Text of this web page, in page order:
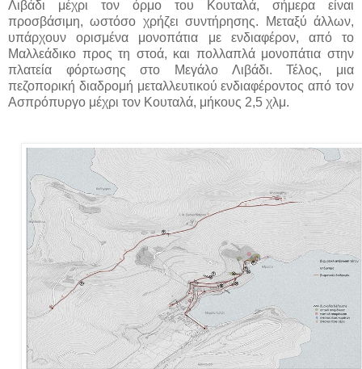
Λιβάδι μέχρι τον όρμο του Κουταλά, σήμερα είναι
προσβάσιμη, ωστόσο χρήζει συντήρησης. Μεταξύ άλλων,
υπάρχουν ορισμένα μονοπάτια με ενδιαφέρον, από το
Μαλλεάδικο προς τη στοά, και πολλαπλά μονοπάτια στην
πλατεία φόρτωσης στο Μεγάλο Λιβάδι. Τέλος, μια
πεζοπορική διαδρομή μεταλλευτικού ενδιαφέροντος από τον
Ασπρόπυργο μέχρι τον Κουταλά, μήκους 2,5 χλμ.